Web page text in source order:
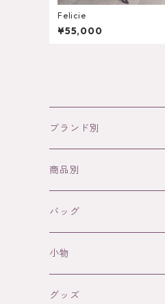
Felicie
¥55,000
ブランド別
NODIE’S
SANABAY PARIS
WAEKURA
FRANCINE BRAMLI PARIS
商品別
バッグ
革バッグ
ラフィアバッグ
アクセサリー
ネックレス
ファッションアイテム
バッグ
革バッグ（Nodie's)
ラフィアバッグ
小物
革小物（Nodie's)
グッズ